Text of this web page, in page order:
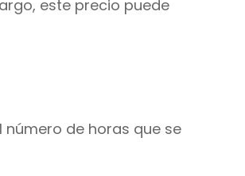
este precio puede
número de horas que se